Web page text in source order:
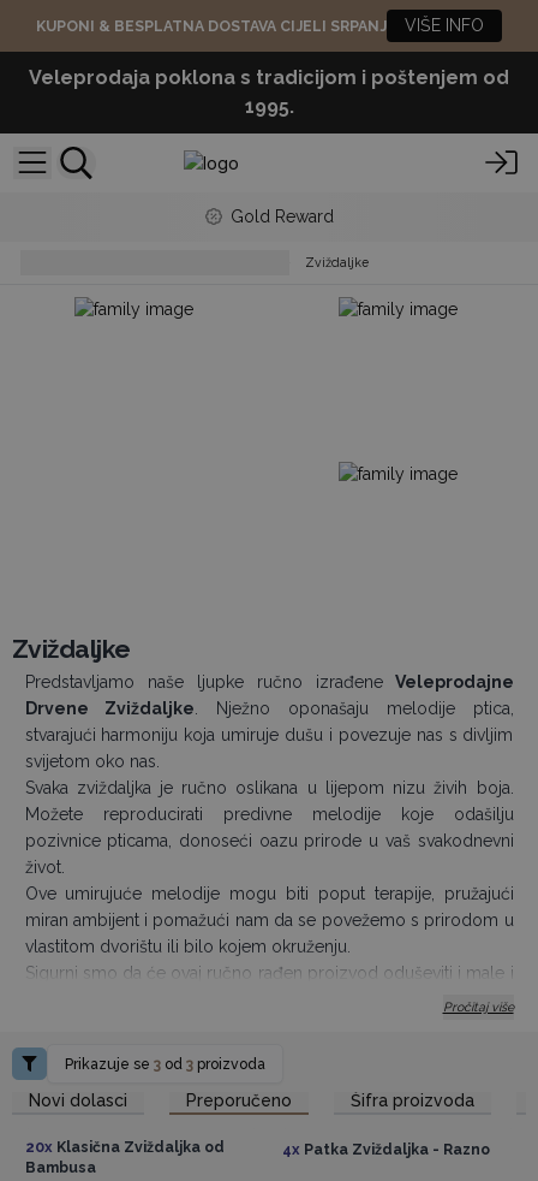
KUPONI & BESPLATNA DOSTAVA CIJELI SRPANJ VIŠE INFO
Veleprodaja poklona s tradicijom i poštenjem od
1995.
Gold Reward
Zviždaljke
Zviždaljke
Predstavljamo naše ljupke ručno izrađeneVeleprodajne
Drvene Zviždaljke. Nježno oponašaju melodije ptica,
stvarajući harmoniju koja umiruje dušu i povezuje nas s divljim
svijetom oko nas.
Svaka zviždaljka je ručno oslikana u lijepom nizu živih boja.
Možete reproducirati predivne melodije koje odašilju
pozivnice pticama, donoseći oazu prirode u vaš svakodnevni
život.
Ove umirujuće melodije mogu biti poput terapije, pružajući
miran ambijent i pomažući nam da se povežemo s prirodom u
vlastitom dvorištu ili bilo kojem okruženju.
Sigurni smo da će ovaj ručno rađen proizvod oduševiti i male i
prirodom.
Pročitaj više
Prikazuje se3 od3 proizvoda
Novi dolasci Preporučeno Šifra proizvoda
Pristup veleprodajnim
cijenama
20x Klasična Zviždaljka od
Bambusa
Pristup veleprodajnim
cijenama
4x Patka Zviždaljka - Razno